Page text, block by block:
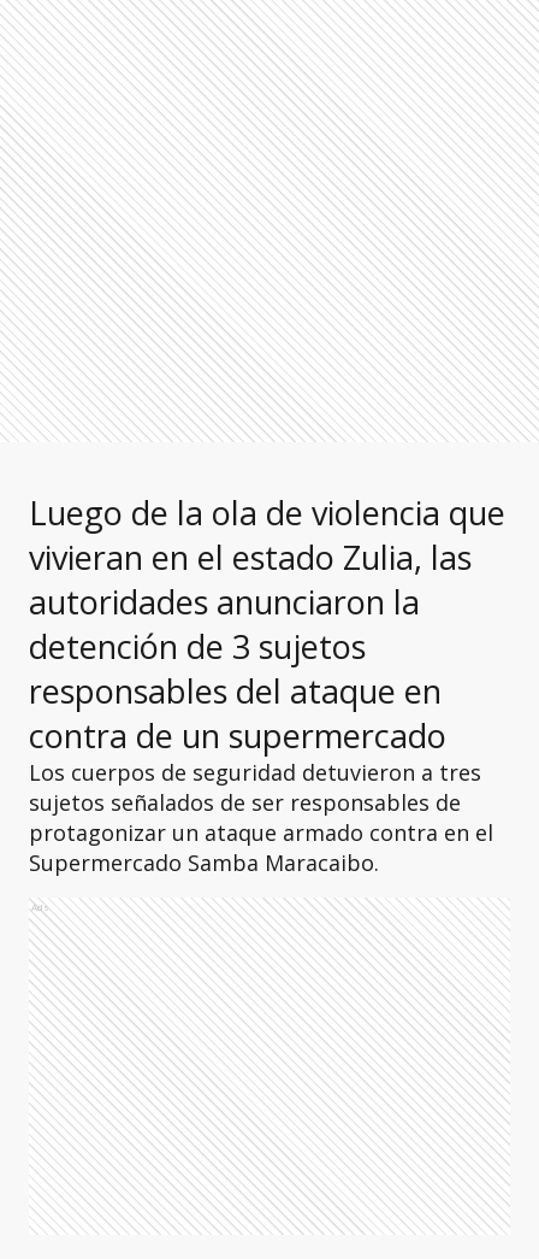
Luego de la ola de violencia que
vivieran en el estado Zulia, las
autoridades anunciaron la
detención de 3 sujetos
responsables del ataque en
contra de un supermercado
Los cuerpos de seguridad detuvieron a tres
sujetos señalados de ser responsables de
protagonizar un ataque armado contra en el
Supermercado Samba Maracaibo.
Ads